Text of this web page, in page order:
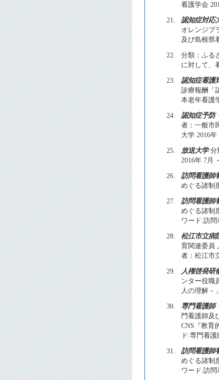
看護学会
21.
認知症対応
オレンジプ
及び島根県
22.
分類：ふる
に対して、
23.
認知症看護
診療報酬「
本老年看護
24.
認知症予防
者：一般市
大学 2016年
25.
放送大学分
2016年 7月
26.
訪問看護師
めぐる諸制
27.
訪問看護師
めぐる諸制
ワード:訪問
28.
松江市立病
育関連委員
者：松江市
29.
人権啓発研
ンター役職
人の理解－
30.
専門看護師
門看護師及
CNS『教育
ド:専門看
31.
訪問看護師
めぐる諸制
ワード:訪問